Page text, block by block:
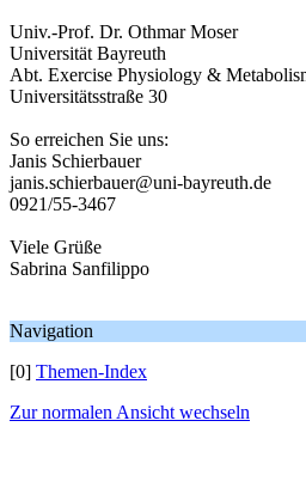
Univ.-Prof. Dr. Othmar Moser
Universität Bayreuth
Abt. Exercise Physiology &
Universitätsstraße 30
So erreichen Sie uns:
Janis Schierbauer
janis.schierbauer@uni-bayreuth.de
0921/55-3467
Viele Grüße
Sabrina Sanfilippo
Navigation
[0] Themen-Index
Zur normalen Ansicht wechseln